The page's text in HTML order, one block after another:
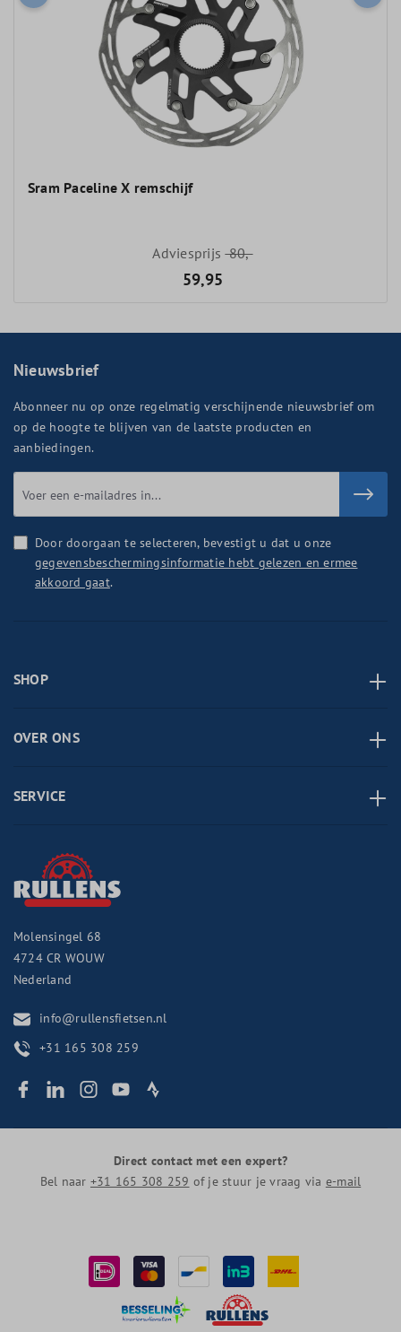
Sram Paceline X remschijf
Adviesprijs80,-
59,95
Nieuwsbrief
Abonneer nu op onze regelmatig verschijnende nieuwsbrief om
op de hoogte te blijven van de laatste producten en
aanbiedingen.
Door doorgaan te selecteren, bevestigt u dat u onze
gegevensbeschermingsinformatie hebt gelezen en ermee
akkoord gaat.
SHOP
OVER ONS
SERVICE
Molensingel 68
4724 CR WOUW
Nederland
info@rullensfietsen.nl
+31 165 308 259
Direct contact met een expert?
Bel naar +31 165 308 259 of je stuur je vraag via e-mail